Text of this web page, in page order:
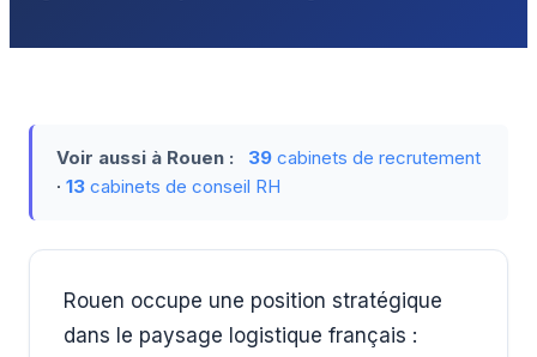
Voir aussi à Rouen : 39 cabinets de recrutement
· 13 cabinets de conseil RH
Rouen occupe une position stratégique
dans le paysage logistique français :